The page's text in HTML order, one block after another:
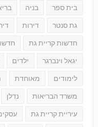
בית ספר בניה
גת סנטר דירות
חדשות קריית גת
יגאל וינברגר ילדים
לימודים מאוחדת
משרד הבריאות נדלן
עיריית קריית גת